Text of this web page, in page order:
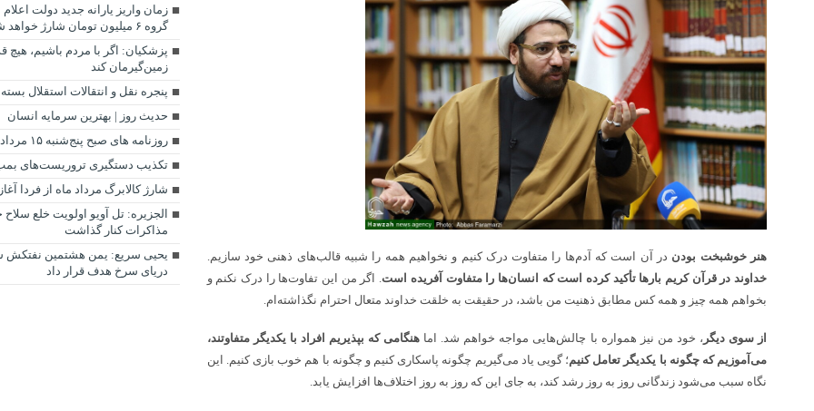
هنر خوشبخت بودن در آن است که آدم‌ها را متفاوت درک کنیم و نخواهیم همه را شبیه قالب‌های ذهنی خود سازیم.
خداوند در قرآن کریم بارها تأکید کرده است که انسان‌ها را متفاوت آفریده است . اگر من این تفاوت‌ها را درک نکنم و
بخواهم همه چیز و همه کس مطابق ذهنیت من باشد، در حقیقت به خلقت خداوند متعال احترام نگذاشته‌ام.
از سوی دیگر ، خود من نیز همواره با چالش‌هایی مواجه خواهم شد. اما هنگامی که بپذیریم افراد با یکدیگر متفاوتند،
می‌آموزیم که چگونه با یکدیگر تعامل کنیم؛ گویی یاد می‌گیریم چگونه پاسکاری کنیم و چگونه با هم خوب بازی کنیم. این
نگاه سبب می‌شود زندگانی روز به روز رشد کند، به جای این که روز به روز اختلاف‌ها افزایش یابد.
زمان واریز یارانه جدید دولت
گروه ۶ میلیون تومان شارژ خواهد شد.
پزشکیان: اگر با مردم باشیم، هیچ
زمین‌گیرمان کند
پنجره‌ نقل و انتقالات استقلال
حدیث روز | بهترین سرمایه انسان
روزنامه‌ های صبح پنج‌شنبه ۱۵ مرداد ۱۴۰۵
تکذیب دستگیری تروریست‌های
شارژ کالابرگ مرداد ماه از فردا
الجزیره: تل آویو اولویت خلع سلاح
مذاکرات کنار گذاشت
یحیی سریع: یمن هشتمین نفتکش
دریای سرخ هدف قرار داد